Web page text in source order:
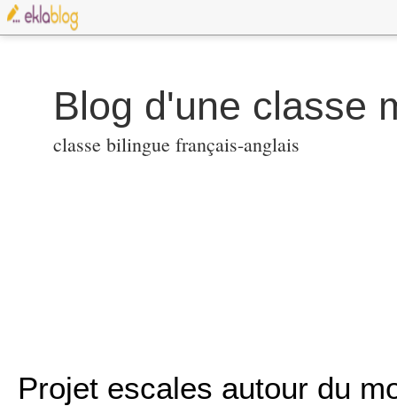
classe bilingue français-anglais
Projet escales autour du